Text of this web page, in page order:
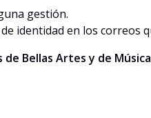
gestión.
identidad en los correos
Bellas Artes y de Música